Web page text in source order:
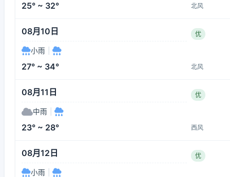
25° ~ 32° 北风
08月10日 优
小雨
27° ~ 34° 北风
08月11日 优
中雨
23° ~ 28° 西风
08月12日 优
小雨